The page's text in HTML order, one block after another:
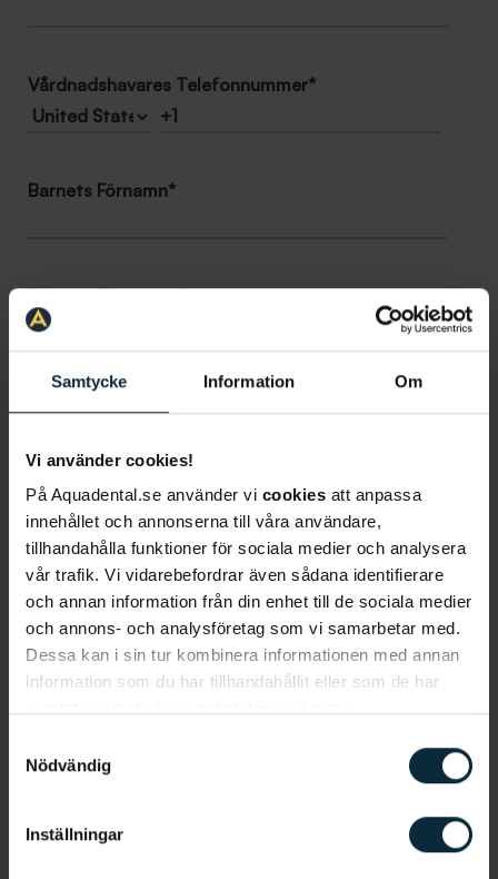
Samtycke Information Om
Vi använder cookies!
På Aquadental.se använder vi cookies att anpassa
innehållet och annonserna till våra användare,
tillhandahålla funktioner för sociala medier och analysera
vår trafik. Vi vidarebefordrar även sådana identifierare
och annan information från din enhet till de sociala medier
och annons- och analysföretag som vi samarbetar med.
Dessa kan i sin tur kombinera informationen med annan
information som du har tillhandahållit eller som de har
Nödvändig
Inställningar
Vårdnadshavares Telefonnummer*
Barnets Förnamn*
Barnets Efternamn*
Barnets sista 4 i personnr. *
Vilken klinik vill du att ditt barn ska gå vid?*
Jag samtycker till att Aqua Dental får göra
produkter.
Jag godkänner, genom att klicka nedan, att ni
sparar och hanterar mina personuppgifter i